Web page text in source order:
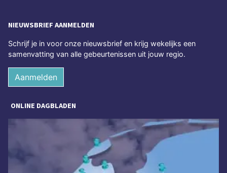
NIEUWSBRIEF AANMELDEN
Schrijf je in voor onze nieuwsbrief en krijg wekelijks een
samenvatting van alle gebeurtenissen uit jouw regio.
Aanmelden
ONLINE DAGBLADEN